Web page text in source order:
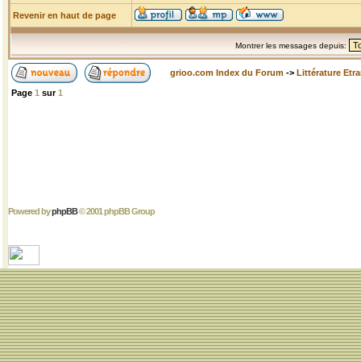
Revenir en haut de page
Montrer les messages depuis:
grioo.com Index du Forum -> Littérature
Page 1 sur1
Powered byphpBB© 2001 phpBB Group